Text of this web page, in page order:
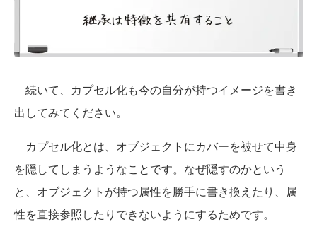
続いて、カプセル化も今の自分が持つイメージを書き
出してみてください。
カプセル化とは、オブジェクトにカバーを被せて中身
を隠してしまうようなことです。なぜ隠すのかという
と、オブジェクトが持つ属性を勝手に書き換えたり、属
性を直接参照したりできないようにするためです。